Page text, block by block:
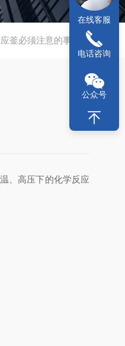
釜必须注意的事项！
、高压下的化学反应
在线客服
电话咨询
公众号